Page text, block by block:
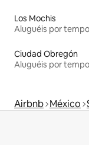
Los Mochis
Aluguéis por
Ciudad Obregón
Aluguéis por
Airbnb México